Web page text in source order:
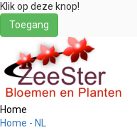
Klik op deze knop!
Toegang
Home
Home - NL